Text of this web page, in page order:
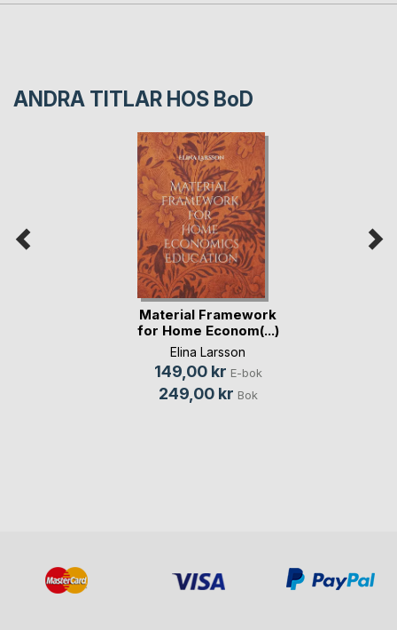
ANDRA TITLAR HOS BoD
Material Framework
for Home Econom(...)
Elina Larsson
149,00 kr E-bok
249,00 kr Bok